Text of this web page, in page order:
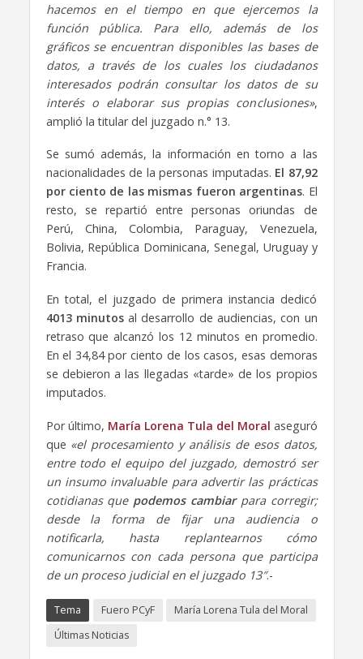
hacemos en el tiempo en que ejercemos la
función pública. Para ello, además de los
gráficos se encuentran disponibles las bases de
datos, a través de los cuales los ciudadanos
interesados podrán consultar los datos de su
interés o elaborar sus propias conclusiones»,
amplió la titular del juzgado n.° 13.
Se sumó además, la información en torno a las
nacionalidades de la personas imputadas. El 87,92
por ciento de las mismas fueron argentinas. El
resto, se repartió entre personas oriundas de
Perú, China, Colombia, Paraguay, Venezuela,
Bolivia, República Dominicana, Senegal, Uruguay y
Francia.
En total, el juzgado de primera instancia dedicó
4013 minutosal desarrollo de audiencias, con un
retraso que alcanzó los 12 minutos en promedio.
En el 34,84 por ciento de los casos, esas demoras
se debieron a las llegadas «tarde» de los propios
imputados.
Por último, María Lorena Tula del Moral aseguró
que «el procesamiento y análisis de esos datos,
entre todo el equipo del juzgado, demostró ser
un insumo invaluable para advertir las prácticas
cotidianas quepodemos cambiarpara corregir;
desde la forma de fijar una audiencia o
notificarla, hasta replantearnos cómo
comunicarnos con cada persona que participa
de un proceso judicial en el juzgado 13″.-
Tema Fuero PCyF
María Lorena Tula del Moral
Últimas Noticias